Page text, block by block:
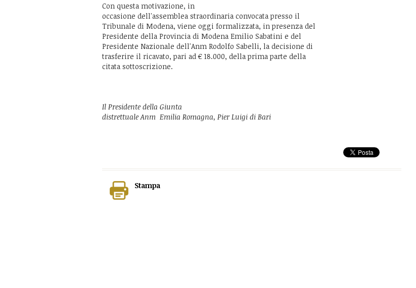
Con questa motivazione, in
occasione dell'assemblea straordinaria convocata presso il
Tribunale di Modena, viene oggi formalizzata, in presenza del
Presidente della Provincia di Modena Emilio Sabatini e del
Presidente Nazionale dell'Anm Rodolfo Sabelli, la decisione di
trasferire il ricavato, pari ad € 18.000, della prima parte della
citata sottoscrizione.
Il Presidente della Giunta
distrettuale Anm Emilia Romagna, Pier Luigi di Bari
Stampa